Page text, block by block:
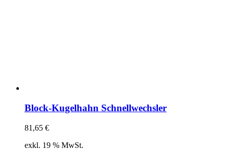
Block-Kugelhahn Schnellwechsler
81,65 €
exkl. 19 % MwSt.